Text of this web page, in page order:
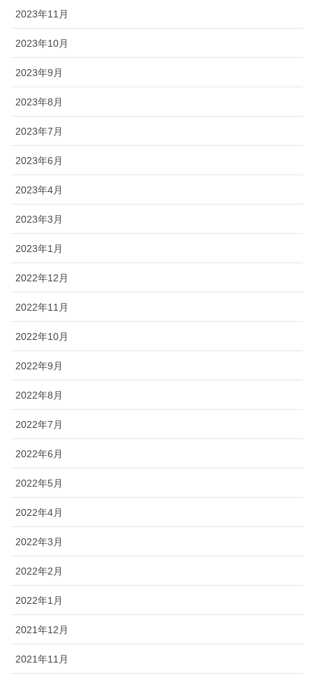
2023年11月
2023年10月
2023年9月
2023年8月
2023年7月
2023年6月
2023年4月
2023年3月
2023年1月
2022年12月
2022年11月
2022年10月
2022年9月
2022年8月
2022年7月
2022年6月
2022年5月
2022年4月
2022年3月
2022年2月
2022年1月
2021年12月
2021年11月